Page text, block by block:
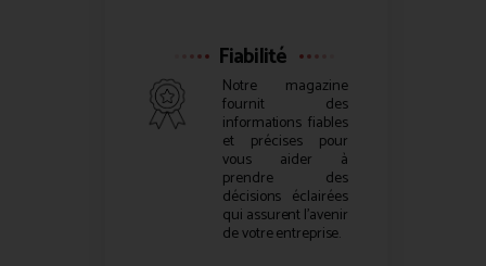
Fiabilité
Notre magazine
fournit des
informations fiables
et précises pour
vous aider à
prendre des
décisions éclairées
qui assurent l’avenir
de votre entreprise.